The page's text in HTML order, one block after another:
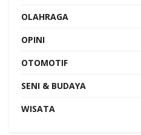
OLAHRAGA
OPINI
OTOMOTIF
SENI & BUDAYA
WISATA